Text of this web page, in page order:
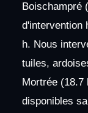
Boischampré
d'intervention
h. Nous
tuiles,
Mortrée
disponibles